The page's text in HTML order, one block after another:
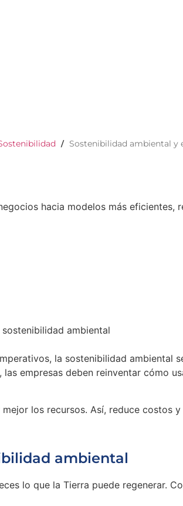
/ Sostenibilidad ambiental y
hacia modelos más eficientes,
la sostenibilidad ambiental
empresas deben reinventar cómo
los recursos. Así, reduce costos
ambiental
lo que la Tierra puede regenerar.